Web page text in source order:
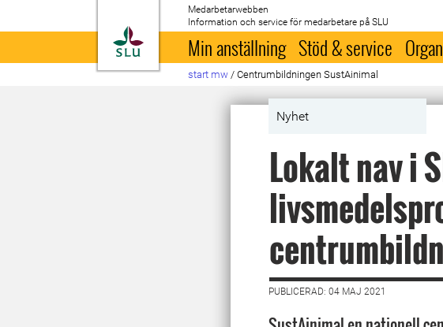
Till startsida
Medarbetarwebben
Information och service för medarbetare på SLU
Min anställning Stöd & service
start mw / Centrumbildningen SustAinimal
Nyhet
Lokalt nav i
PUBLICERAD: 04 MAJ 2021